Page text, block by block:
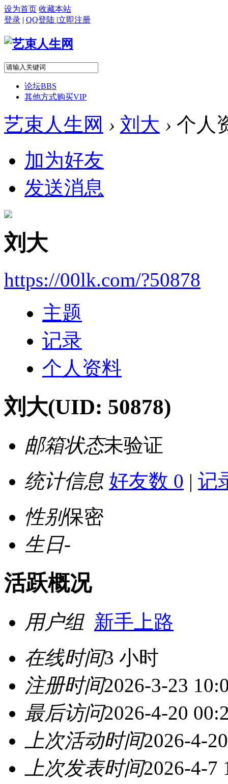
设为首页 收藏本站
登录 | QQ登陆 |立即注册
论坛BBS
其他方式购买VIP
艺束人生网 › 刘大 › 个人
加为好友
发送消息
刘大
https://00lk.com/?50878
主题
记录
个人资料
刘大(UID: 50878)
邮箱状态未验证
统计信息 好友数 0 | 记
性别保密
生日-
活跃概况
用户组 新手上路
在线时间3 小时
注册时间2026-3-23
最后访问2026-4-20
上次活动时间2026-4-
上次发表时间2026-4-7